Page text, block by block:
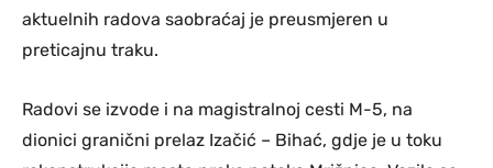
aktuelnih radova saobraćaj je preusmjeren u
preticajnu traku.
Radovi se izvode i na magistralnoj cesti M-5, na
dionici granični prelaz Izačić – Bihać, gdje je u toku